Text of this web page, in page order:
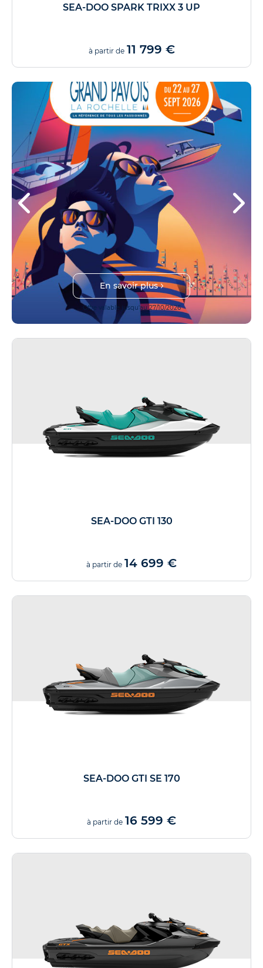
SEA-DOO SPARK TRIXX 3 UP
à partir de 11 799 €
En savoir plus
Offre valable jusqu'au 27/10/2026
SEA-DOO GTI 130
à partir de 14 699 €
SEA-DOO GTI SE 170
à partir de 16 599 €